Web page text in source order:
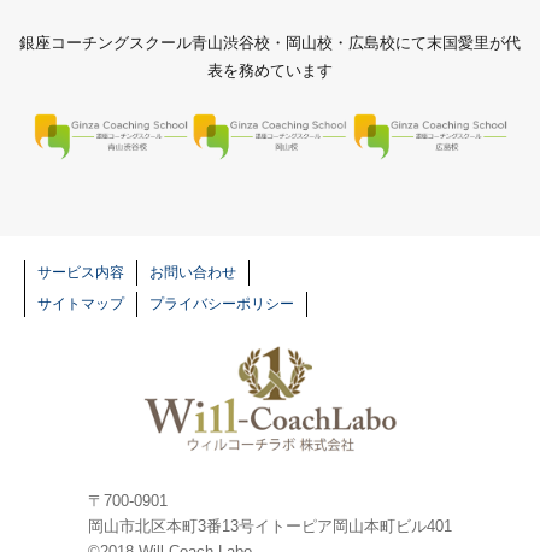
銀座コーチングスクール青山渋谷校・岡山校・広島校にて末国愛里が代
表を務めています
銀座コーチングスクール 青山渋谷校
銀座コーチング
サービス内容
お問い合わせ
サイトマップ
プライバシーポリシー
〒700-0901
岡山市北区本町3番13号イトーピア岡山本町ビル401